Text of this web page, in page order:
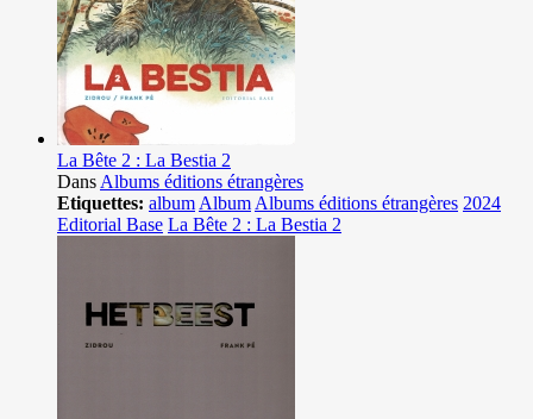
La Bête 2 : La Bestia 2
Dans Albums éditions étrangères
Etiquettes: album Album Albums éditions étrangères 2024
Editorial Base La Bête 2 : La Bestia 2